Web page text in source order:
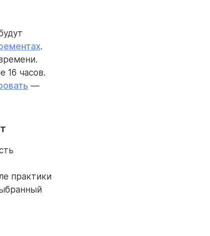
.
16 часов.
—
практики